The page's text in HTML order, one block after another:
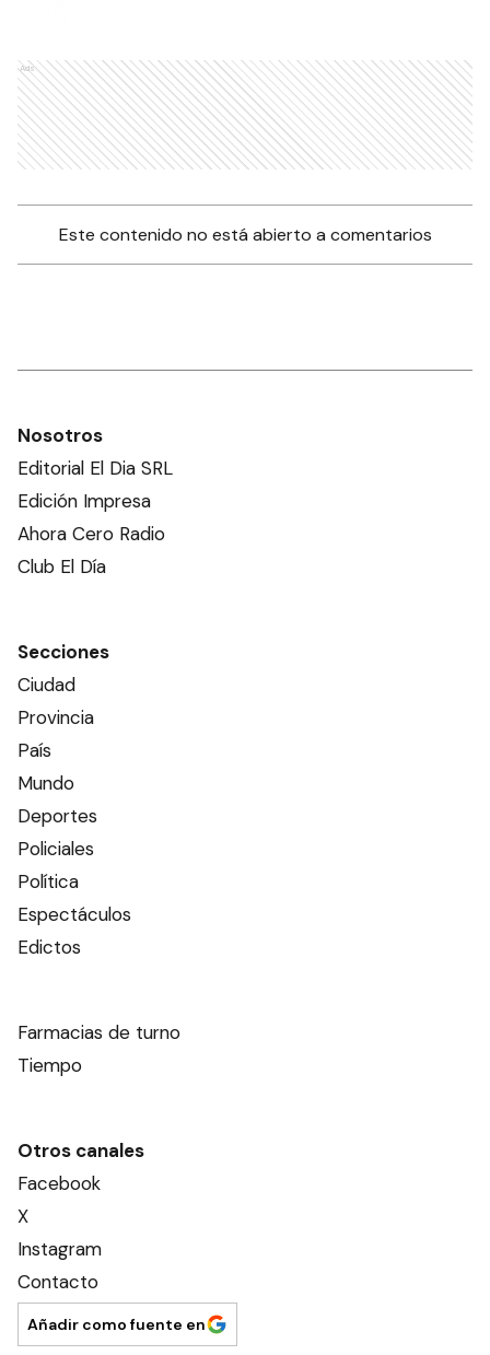
Ads
Este contenido no está abierto a comentarios
Nosotros
Editorial El Dia SRL
Edición Impresa
Ahora Cero Radio
Club El Día
Secciones
Ciudad
Provincia
País
Mundo
Deportes
Policiales
Política
Espectáculos
Edictos
Farmacias de turno
Tiempo
Otros canales
Facebook
X
Instagram
Contacto
Añadir como fuente en